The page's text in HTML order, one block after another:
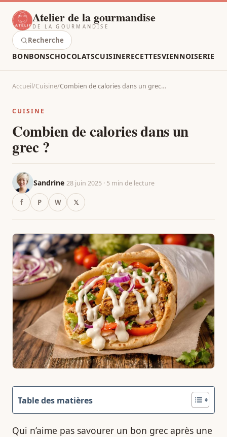
Atelier de la gourmandise
DE LA GOURMANDISE
BONBONSCHOCOLATSCUISINERECETTESVIENNOISERIE
Recherche
Accueil/Cuisine/Combien de calories dans un grec…
CUISINE
Combien de calories dans un
grec ?
Sandrine 28 juin 2025 · 5 min de lecture
f P W 𝕏
Table des matières
Qui n’aime pas savourer un bon grec après une